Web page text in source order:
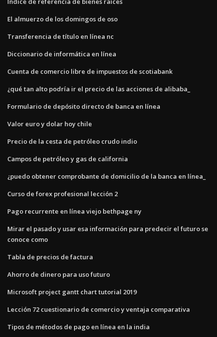
El almuerzo de los domingos de oso
Transferencia de título en línea nc
Diccionario de informática en línea
Cuenta de comercio libre de impuestos de scotiabank
¿qué tan alto podría ir el precio de las acciones de alibaba_
Formulario de depósito directo de banca en línea
Valor euro y dolar hoy chile
Precio de la cesta de petróleo crudo indio
Campos de petróleo y gas de california
¿puedo obtener comprobante de domicilio de la banca en línea_
Curso de forex profesional lección 2
Pago recurrente en línea viejo bethpage ny
Mirar el pasado y usar esa información para predecir el futuro se
conoce como
Tabla de precios de factura
Ahorro de dinero para uso futuro
Microsoft project gantt chart tutorial 2019
Lección 72 cuestionario de comercio y ventaja comparativa
Tipos de métodos de pago en línea en la india